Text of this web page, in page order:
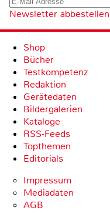
Newsletter abbestellen
Shop
Bücher
Testkompetenz
Redaktion
Gerätedaten
Bildergalerien
Kataloge
RSS-Feeds
Topthemen
Editorials
Impressum
Mediadaten
AGB